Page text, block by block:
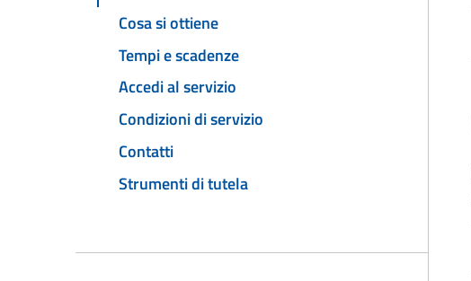
Cosa si ottiene
Tempi e scadenze
Accedi al servizio
Condizioni di servizio
Contatti
Strumenti di tutela